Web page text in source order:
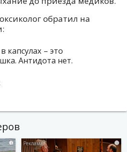
обратил на
капсулах – это
Антидота нет.
i i